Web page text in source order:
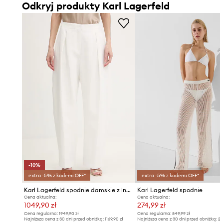
Odkryj produkty Karl Lagerfeld
-10%
extra -5% z kodem: OFF*
Karl Lagerfeld spodnie damskie z lnem Karl Lagerfeld Studio
Cena aktualna:
1049,90 zł
Cena regularna: 1949,90 zł
Najniższa cena z 30 dni przed obniżką: 1169,90 zł
extra -5% z kodem: OFF*
Karl Lagerfeld spodnie
Cena aktualna:
274,99 zł
Cena regularna:549,99 zł
Najniższa cena z 30 dni przed obniżką: